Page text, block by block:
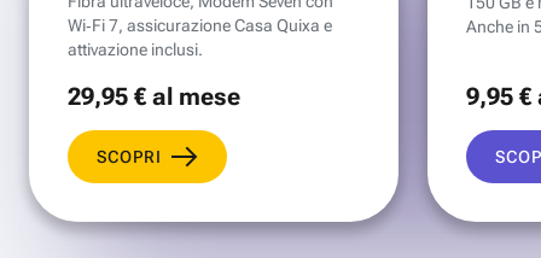
Wi‑Fi 7, assicurazione Casa Quixa e
attivazione inclusi.
29,95 €al mese
SCOPRI
Anche in
9,95 €